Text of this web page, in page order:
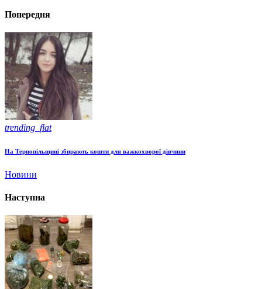
Попередня
trending_flat
На Тернопільщині збирають кошти для важкохворої дівчини
Новини
Наступна